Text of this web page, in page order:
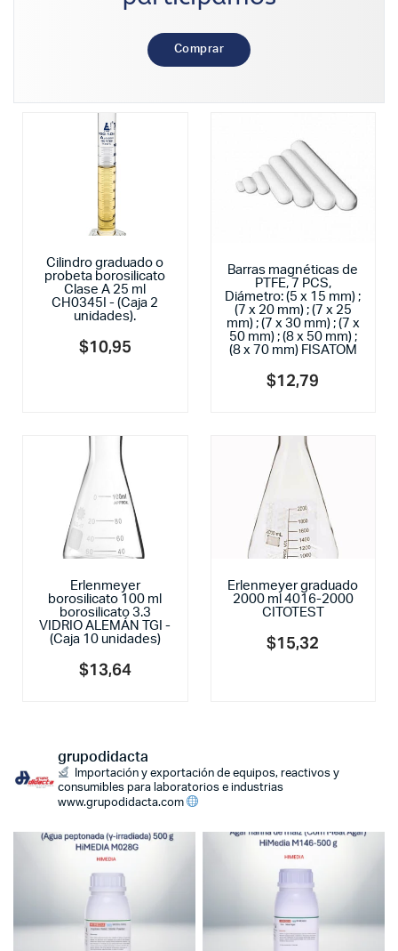
Comprar
Cilindro graduado o
probeta borosilicato
Clase A 25 ml
CH0345I - (Caja 2
unidades).
$10,95
Barras magnéticas de
PTFE, 7 PCS,
Diámetro: (5 x 15 mm) ;
(7 x 20 mm) ; (7 x 25
mm) ; (7 x 30 mm) ; (7 x
50 mm) ; (8 x 50 mm) ;
(8 x 70 mm) FISATOM
$12,79
Erlenmeyer
borosilicato 100 ml
borosilicato 3.3
VIDRIO ALEMÁN TGI -
(Caja 10 unidades)
$13,64
Erlenmeyer graduado
2000 ml 4016-2000
CITOTEST
$15,32
grupodidacta
Importación y exportación de equipos, reactivos y
consumibles para laboratorios e industrias
www.grupodidacta.com